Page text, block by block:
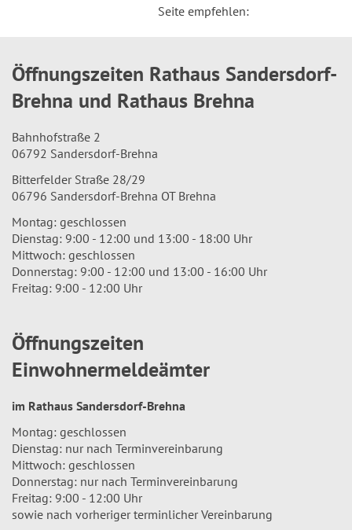
Seite empfehlen:
Öffnungszeiten Rathaus Sandersdorf-
Brehna und Rathaus Brehna
Bahnhofstraße 2
06792 Sandersdorf-Brehna
Bitterfelder Straße 28/29
06796 Sandersdorf-Brehna OT Brehna
Montag: geschlossen
Dienstag: 9:00 - 12:00 und 13:00 - 18:00 Uhr
Mittwoch: geschlossen
Donnerstag: 9:00 - 12:00 und 13:00 - 16:00 Uhr
Freitag: 9:00 - 12:00 Uhr
Öffnungszeiten
Einwohnermeldeämter
im Rathaus Sandersdorf-Brehna
Montag: geschlossen
Dienstag: nur nach Terminvereinbarung
Mittwoch: geschlossen
Donnerstag: nur nach Terminvereinbarung
Freitag: 9:00 - 12:00 Uhr
sowie nach vorheriger terminlicher Vereinbarung